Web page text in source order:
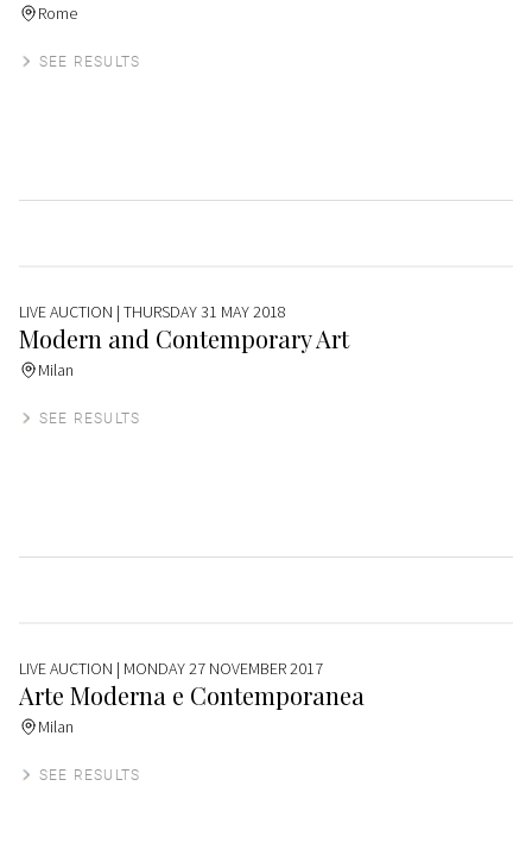
Rome
SEE RESULTS
LIVE AUCTION | THURSDAY 31 MAY 2018
Modern and Contemporary Art
Milan
SEE RESULTS
LIVE AUCTION | MONDAY 27 NOVEMBER 2017
Arte Moderna e Contemporanea
Milan
SEE RESULTS